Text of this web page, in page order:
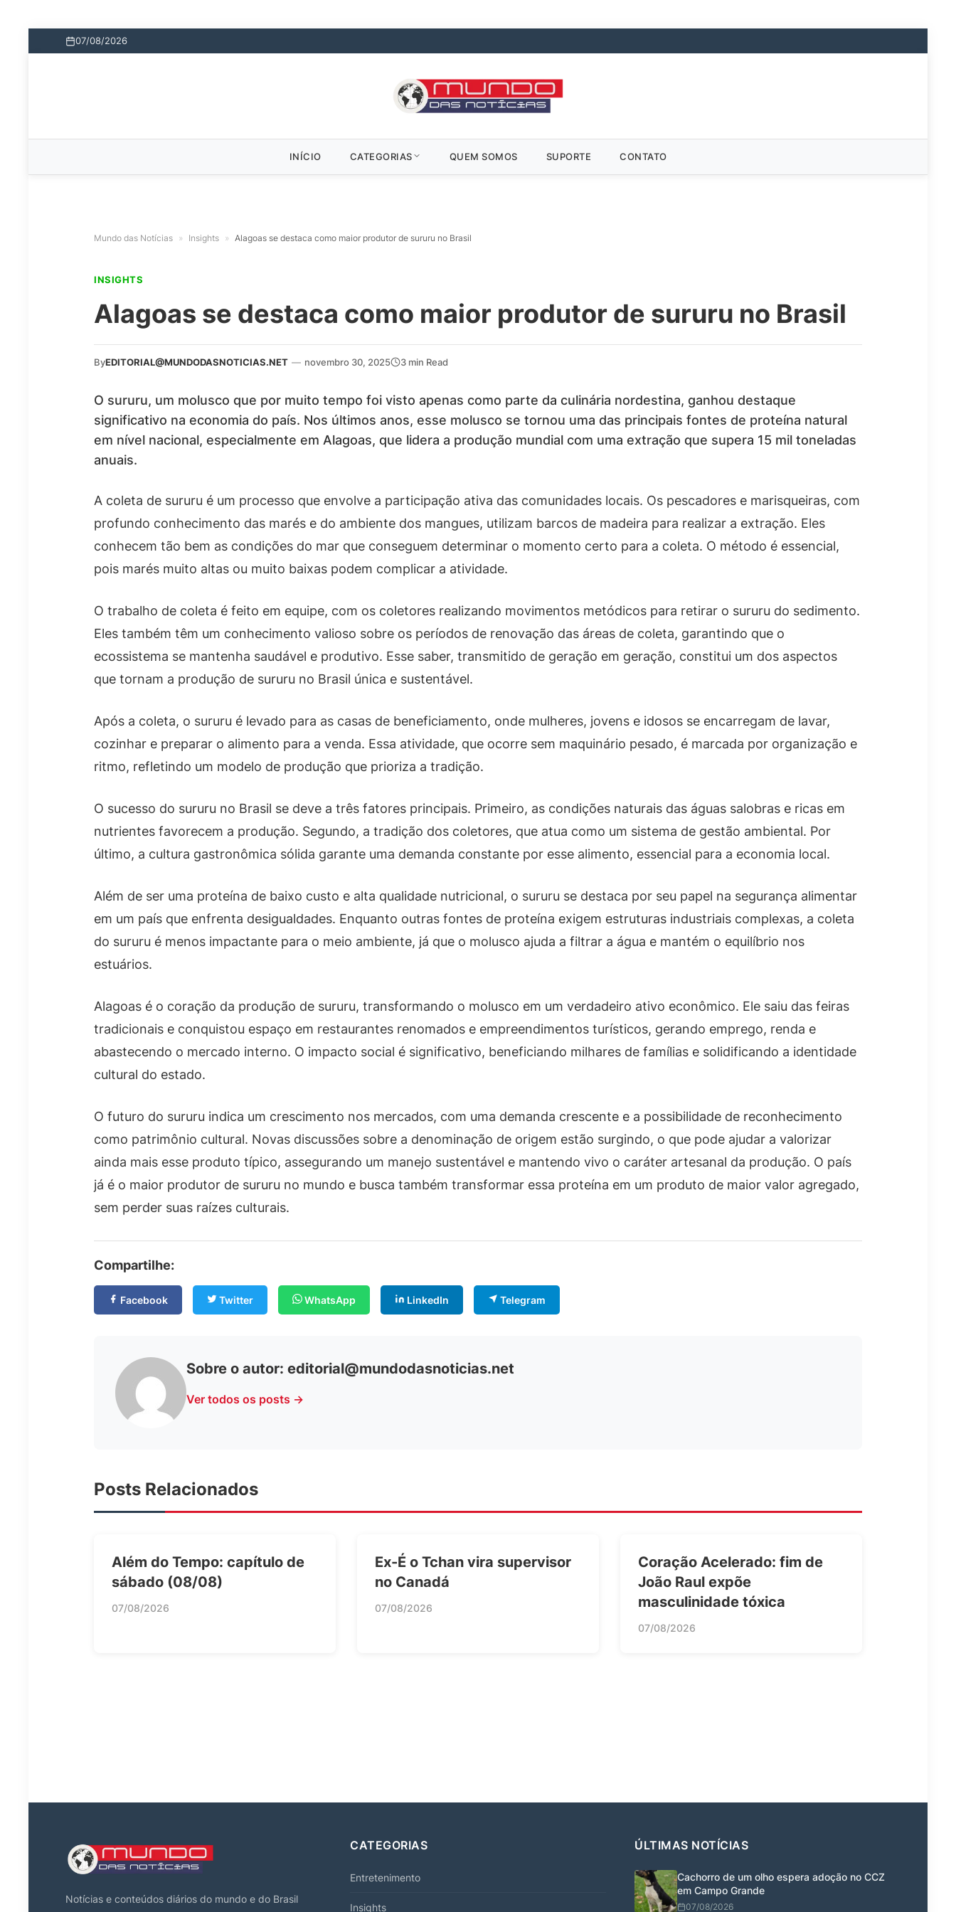
07/08/2026
INÍCIO CATEGORIAS QUEM SOMOS SUPORTE CONTATO
Mundo das Notícias » Insights » Alagoas se destaca como maior produtor de sururu no Brasil
INSIGHTS
Alagoas se destaca como maior produtor de sururu no Brasil
ByEDITORIAL@MUNDODASNOTICIAS.NET — novembro 30, 2025 3 min Read
O sururu, um molusco que por muito tempo foi visto apenas como parte da culinária nordestina, ganhou destaque
significativo na economia do país. Nos últimos anos, esse molusco se tornou uma das principais fontes de proteína natural
em nível nacional, especialmente em Alagoas, que lidera a produção mundial com uma extração que supera 15 mil toneladas
anuais.
A coleta de sururu é um processo que envolve a participação ativa das comunidades locais. Os pescadores e marisqueiras, com
profundo conhecimento das marés e do ambiente dos mangues, utilizam barcos de madeira para realizar a extração. Eles
conhecem tão bem as condições do mar que conseguem determinar o momento certo para a coleta. O método é essencial,
pois marés muito altas ou muito baixas podem complicar a atividade.
O trabalho de coleta é feito em equipe, com os coletores realizando movimentos metódicos para retirar o sururu do sedimento.
Eles também têm um conhecimento valioso sobre os períodos de renovação das áreas de coleta, garantindo que o
ecossistema se mantenha saudável e produtivo. Esse saber, transmitido de geração em geração, constitui um dos aspectos
que tornam a produção de sururu no Brasil única e sustentável.
Após a coleta, o sururu é levado para as casas de beneficiamento, onde mulheres, jovens e idosos se encarregam de lavar,
cozinhar e preparar o alimento para a venda. Essa atividade, que ocorre sem maquinário pesado, é marcada por organização e
ritmo, refletindo um modelo de produção que prioriza a tradição.
O sucesso do sururu no Brasil se deve a três fatores principais. Primeiro, as condições naturais das águas salobras e ricas em
nutrientes favorecem a produção. Segundo, a tradição dos coletores, que atua como um sistema de gestão ambiental. Por
último, a cultura gastronômica sólida garante uma demanda constante por esse alimento, essencial para a economia local.
Além de ser uma proteína de baixo custo e alta qualidade nutricional, o sururu se destaca por seu papel na segurança alimentar
em um país que enfrenta desigualdades. Enquanto outras fontes de proteína exigem estruturas industriais complexas, a coleta
do sururu é menos impactante para o meio ambiente, já que o molusco ajuda a filtrar a água e mantém o equilíbrio nos
estuários.
Alagoas é o coração da produção de sururu, transformando o molusco em um verdadeiro ativo econômico. Ele saiu das feiras
tradicionais e conquistou espaço em restaurantes renomados e empreendimentos turísticos, gerando emprego, renda e
abastecendo o mercado interno. O impacto social é significativo, beneficiando milhares de famílias e solidificando a identidade
cultural do estado.
O futuro do sururu indica um crescimento nos mercados, com uma demanda crescente e a possibilidade de reconhecimento
como patrimônio cultural. Novas discussões sobre a denominação de origem estão surgindo, o que pode ajudar a valorizar
ainda mais esse produto típico, assegurando um manejo sustentável e mantendo vivo o caráter artesanal da produção. O país
já é o maior produtor de sururu no mundo e busca também transformar essa proteína em um produto de maior valor agregado,
sem perder suas raízes culturais.
Compartilhe:
Facebook Twitter WhatsApp LinkedIn Telegram
Sobre o autor: editorial@mundodasnoticias.net
Ver todos os posts →
Posts Relacionados
Além do Tempo: capítulo de
sábado (08/08)
07/08/2026
Ex-É o Tchan vira supervisor
no Canadá
07/08/2026
Coração Acelerado: fim de
João Raul expõe
masculinidade tóxica
07/08/2026
Notícias e conteúdos diários do mundo e do Brasil
CATEGORIAS
Entretenimento
Insights
ÚLTIMAS NOTÍCIAS
Cachorro de um olho espera adoção no CCZ
em Campo Grande
07/08/2026